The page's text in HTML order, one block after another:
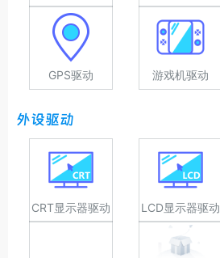
GPS驱动 游戏机驱动
外设驱动
CRT显示器驱动 LCD显示器驱动